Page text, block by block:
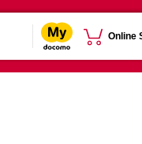
Online